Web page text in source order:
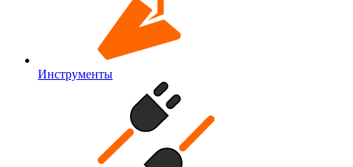
Инструменты